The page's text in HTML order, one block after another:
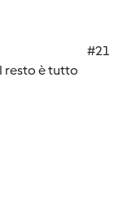
#21
resto è tutto